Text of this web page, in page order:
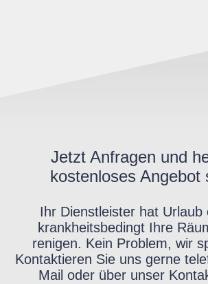
Jetzt Anfragen und
kostenloses Angebot
Ihr Dienstleister hat Urlaub
krankheitsbedingt Ihre
renigen. Kein Problem, wir
Kontaktieren Sie uns gerne
Mail oder über unser